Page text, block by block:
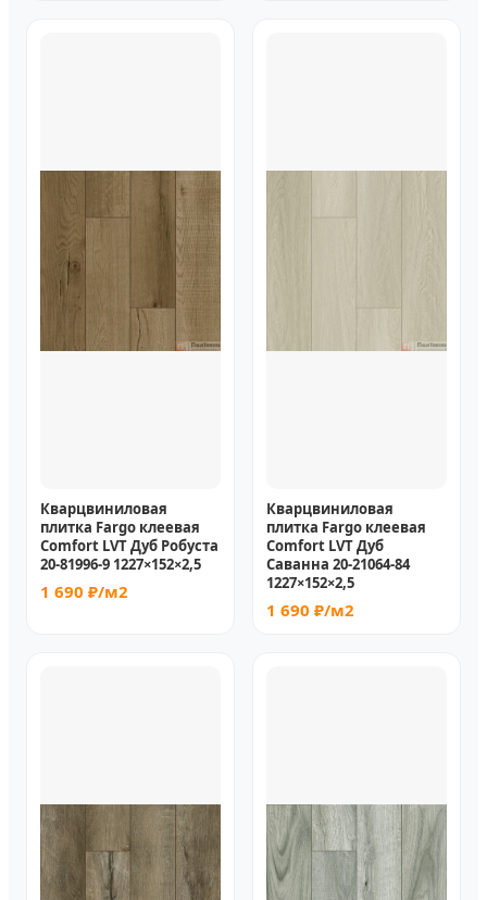
Кварцвиниловая
плитка Fargo клеевая
Comfort LVT Дуб Робуста
20-81996-9 1227×152×2,5
1 690 ₽/м2
Кварцвиниловая
плитка Fargo клеевая
Comfort LVT Дуб
Саванна 20-21064-84
1227×152×2,5
1 690 ₽/м2